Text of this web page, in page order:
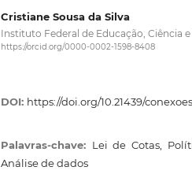
Cristiane Sousa da Silva
Instituto Federal de Educação, Ciência
https://orcid.org/0000-0002-1598-8408
DOI: https://doi.org/10.21439/
Palavras-chave: Lei de Cotas,
Análise de dados